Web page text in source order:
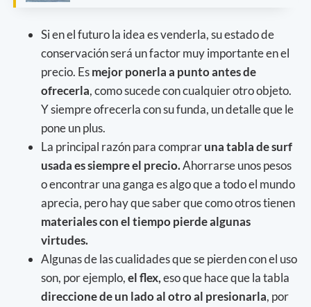
Si en el futuro la idea es venderla, su estado de
conservación será un factor muy importante en el
precio. Esmejor ponerla a punto antes de
ofrecerla, como sucede con cualquier otro objeto.
Y siempre ofrecerla con su funda, un detalle que le
pone un plus.
La principal razón para compraruna tabla de surf
usada es siempre el precio.Ahorrarse unos pesos
o encontrar una ganga es algo que a todo el mundo
aprecia, pero hay que saber que como otros tienen
materiales con el tiempo pierde algunas
virtudes.
Algunas de las cualidades que se pierden con el uso
son, por ejemplo,el flex,eso que hace que la tabla
direccione de un lado al otro al presionarla, por